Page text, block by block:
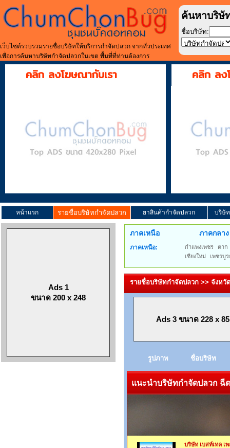
เว็บไซต์รวบรวมรายชื่อบริษัทให้บริการกำจัดปลวก จากทั่วประเทศ
เพื่อการค้นหาบริษัทกำจัดปลวกในเขต พื้นที่ที่ท่านต้องการ
ค้นหาบริษั
ชื่อบริษัท:
คลิก ลงโฆษณากับเรา คลิก ลง
หน้าแรก รายชื่อบริษัทกำจัดปลวก ยาสินค้ากำจัดปลวก บริษั
Ads 1
ขนาด 200 x 248
ภาคเหนือ ภาคกลาง
ภาคเหนือ: กำแพงเพชร
ตาก
เชียงใหม่
เพชรบู
รายชื่อบริษัทกำจัดปลวก >> จังหวั
Ads 3 ขนาด 228 x 85
รูปภาพ ชื่อบริษัท
แนะนำบริษัทกำจัดปลวก ฉี
บริษัท เบสท์เทค เ